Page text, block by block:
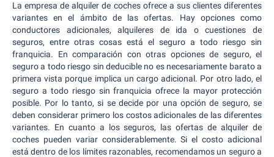
La empresa de alquiler de coches ofrece a sus clientes diferentes
variantes en el ámbito de las ofertas. Hay opciones como
conductores adicionales, alquileres de ida o cuestiones de
seguros, entre otras cosas está el seguro a todo riesgo sin
franquicia. En comparación con otras opciones de seguro, el
seguro a todo riesgo sin deducible no es necesariamente barato a
primera vista porque implica un cargo adicional. Por otro lado, el
seguro a todo riesgo sin franquicia ofrece la mayor protección
posible. Por lo tanto, si se decide por una opción de seguro, se
deben considerar primero los costos adicionales de las diferentes
variantes. En cuanto a los seguros, las ofertas de alquiler de
coches pueden variar considerablemente. Si el costo adicional
está dentro de los límites razonables, recomendamos un seguro a